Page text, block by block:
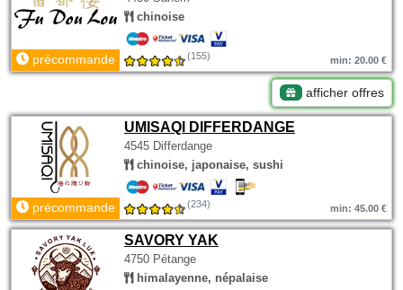
chinoise
précommande (155) min: 20.00 €
afficher offres
UMISAQI DIFFERDANGE
4545 Differdange
chinoise, japonaise, sushi
précommande (234) min: 45.00 €
SAVORY YAK
4750 Pétange
himalayenne, népalaise